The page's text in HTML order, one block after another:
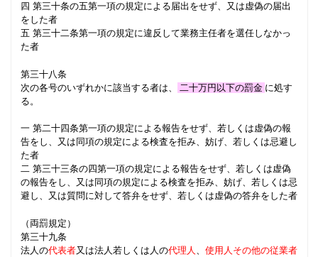
四 第三十条の五第一項の規定による届出をせず、又は虚偽の届出
をした者
五 第三十二条第一項の規定に違反して業務主任者を選任しなかっ
た者
第三十八条
次の各号のいずれかに該当する者は、
二十万円以下の罰金 に処す
る。
一 第二十四条第一項の規定による報告をせず、若しくは虚偽の報
告をし、又は同項の規定による検査を拒み、妨げ、若しくは忌避し
た者
二 第三十三条の四第一項の規定による報告をせず、若しくは虚偽
の報告をし、又は同項の規定による検査を拒み、妨げ、若しくは忌
避し、又は質問に対して答弁をせず、若しくは虚偽の答弁をした者
（両罰規定）
第三十九条
法人の代表者又は法人若しくは人の代理人
使用人その他の従業者